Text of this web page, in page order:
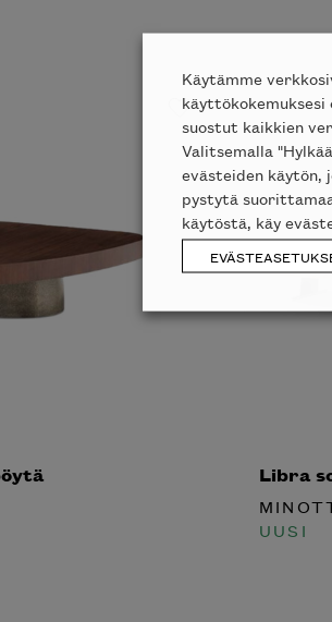
UUSI
Käytämme
suostut kaikkien
Valitsemalla
evästeiden käytön,
pystytä
käytöstä, käy